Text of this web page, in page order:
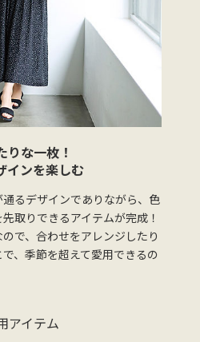
りな一枚！
インを楽しむ
るデザインでありながら、色
取りできるアイテムが完成！
で、合わせをアレンジしたり
、季節を超えて愛用できるの
アイテム